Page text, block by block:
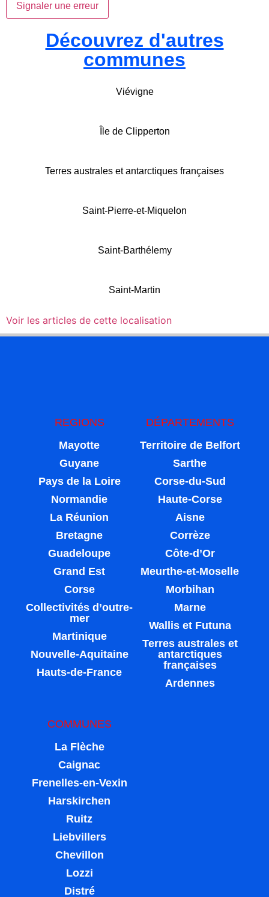
Signaler une erreur
Découvrez d'autres
communes
Viévigne
Île de Clipperton
Terres australes et antarctiques françaises
Saint-Pierre-et-Miquelon
Saint-Barthélemy
Saint-Martin
Voir les articles de cette localisation
REGIONS
Mayotte
Guyane
Pays de la Loire
Normandie
La Réunion
Bretagne
Guadeloupe
Grand Est
Corse
Collectivités d’outre-
mer
Martinique
Nouvelle-Aquitaine
Hauts-de-France
DÉPARTEMENTS
Territoire de Belfort
Sarthe
Corse-du-Sud
Haute-Corse
Aisne
Corrèze
Côte-d’Or
Meurthe-et-Moselle
Morbihan
Marne
Wallis et Futuna
Terres australes et
antarctiques
françaises
Ardennes
COMMUNES
La Flèche
Caignac
Frenelles-en-Vexin
Harskirchen
Ruitz
Liebvillers
Chevillon
Lozzi
Distré